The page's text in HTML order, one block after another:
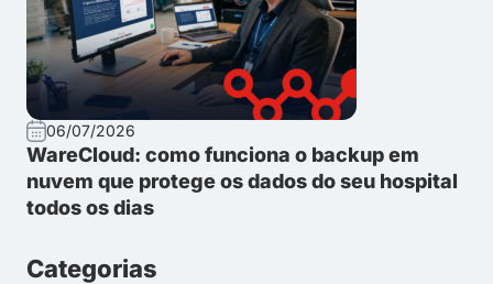
06/07/2026
WareCloud: como funciona o backup em
nuvem que protege os dados do seu hospital
todos os dias
Categorias